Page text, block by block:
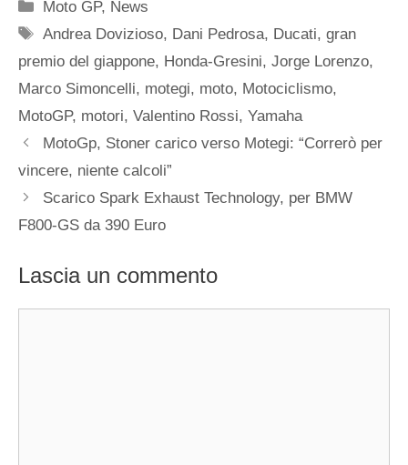
Categorie
Moto GP, News
Tag
Andrea Dovizioso, Dani Pedrosa, Ducati,gran
premio del giappone, Honda-Gresini, Jorge Lorenzo,
Marco Simoncelli, motegi, moto, Motociclismo,
MotoGP, motori, Valentino Rossi, Yamaha
MotoGp, Stoner carico verso Motegi: “Correrò per
vincere, niente calcoli”
Scarico Spark Exhaust Technology, per BMW
F800-GS da 390 Euro
Lascia un commento